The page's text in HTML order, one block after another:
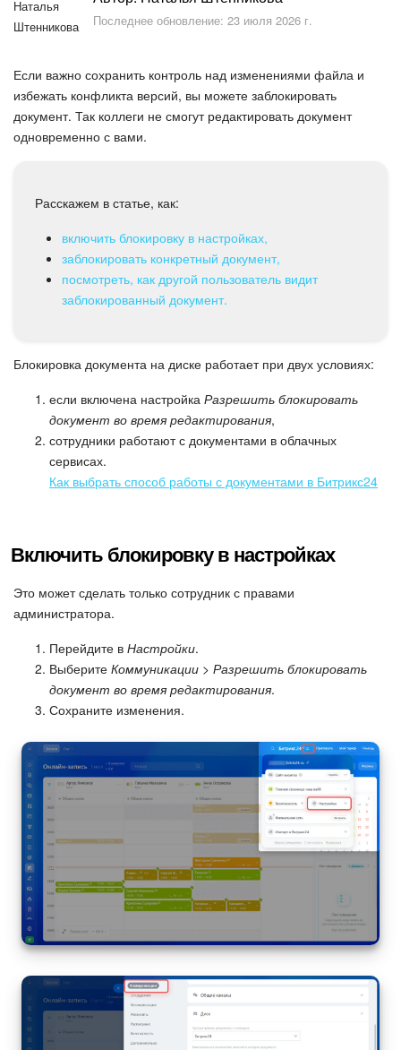
Безопасность в Битрикс24
С чего начать
AI в Битрикс24
Мессенджер
Календарь
Диск
База знаний
Складской учет
Почта
CRM
Онлайн-запись
КЭДО
Подпись
Маркетинг
Центр продаж
Аналитика
BI Конструктор
Последнее обновление: 23 июля 2026 г.
Если важно сохранить контроль над изменениями файла и
избежать конфликта версий, вы можете заблокировать
документ. Так коллеги не смогут редактировать документ
одновременно с вами.
Расскажем в статье, как:
включить блокировку в настройках,
заблокировать конкретный документ,
посмотреть, как другой пользователь видит
заблокированный документ.
Блокировка документа на диске работает при двух условиях:
если включена настройка Разрешить блокировать
документ во время редактирования,
сотрудники работают с документами в облачных
сервисах.
Как выбрать способ работы с документами в Битрикс24
Включить блокировку в настройках
Это может сделать только сотрудник с правами
администратора.
Перейдите в Настройки.
Выберите Коммуникации > Разрешить блокировать
документ во время редактирования.
Сохраните изменения.